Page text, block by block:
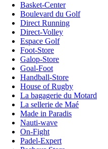
Basket-Center
Boulevard du Golf
Direct Running
Direct-Volley
Espace Golf
Foot-Store
Galop-Store
Goal-Foot
Handball-Store
House of Rugby
La bagagerie du Motard
La sellerie de Maé
Made in Paradis
Nauti-wave
On-Fight
Padel-Expert